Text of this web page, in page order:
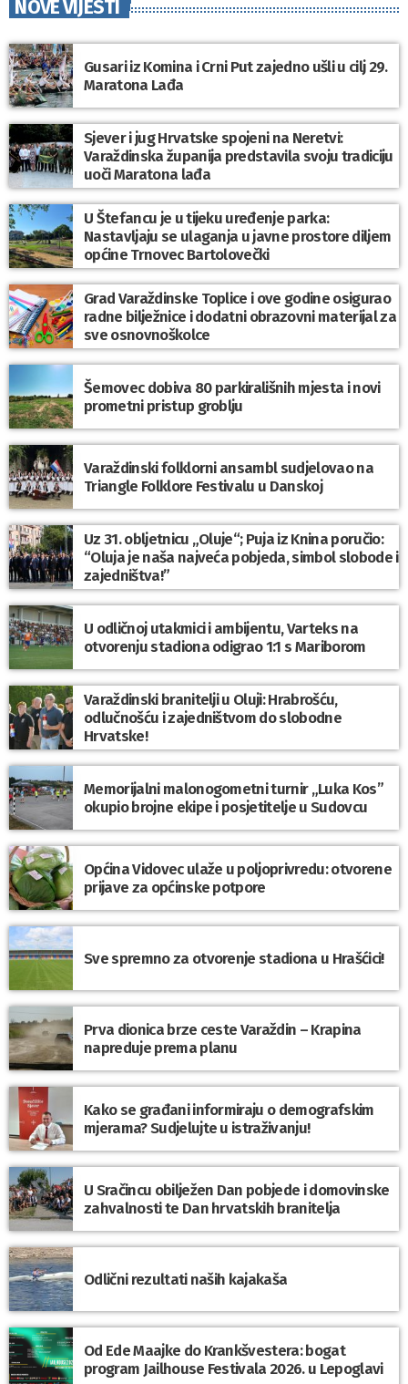
NOVE VIJESTI
Gusari iz Komina i Crni Put zajedno ušli u cilj 29.
Maratona Lađa
Sjever i jug Hrvatske spojeni na Neretvi:
Varaždinska županija predstavila svoju tradiciju
uoči Maratona lađa
U Štefancu je u tijeku uređenje parka:
Nastavljaju se ulaganja u javne prostore diljem
općine Trnovec Bartolovečki
Grad Varaždinske Toplice i ove godine osigurao
radne bilježnice i dodatni obrazovni materijal za
sve osnovnoškolce
Šemovec dobiva 80 parkirališnih mjesta i novi
prometni pristup groblju
Varaždinski folklorni ansambl sudjelovao na
Triangle Folklore Festivalu u Danskoj
Uz 31. obljetnicu „Oluje“; Puja iz Knina poručio:
“Oluja je naša najveća pobjeda, simbol slobode i
zajedništva!”
U odličnoj utakmici i ambijentu, Varteks na
otvorenju stadiona odigrao 1:1 s Mariborom
Varaždinski branitelji u Oluji: Hrabrošću,
odlučnošću i zajedništvom do slobodne
Hrvatske!
Memorijalni malonogometni turnir „Luka Kos”
okupio brojne ekipe i posjetitelje u Sudovcu
Općina Vidovec ulaže u poljoprivredu: otvorene
prijave za općinske potpore
Sve spremno za otvorenje stadiona u Hrašćici!
Prva dionica brze ceste Varaždin – Krapina
napreduje prema planu
Kako se građani informiraju o demografskim
mjerama? Sudjelujte u istraživanju!
U Sračincu obilježen Dan pobjede i domovinske
zahvalnosti te Dan hrvatskih branitelja
Odlični rezultati naših kajakaša
Od Ede Maajke do Krankšvestera: bogat
program Jailhouse Festivala 2026. u Lepoglavi